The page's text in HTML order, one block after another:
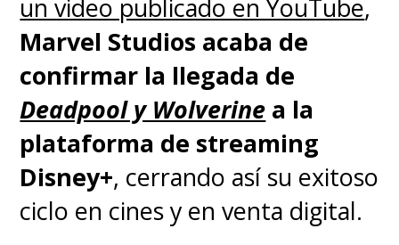
había señalado que no veía un
futuro conflicto entre ambos
estudios, Disney y Sony, como el
que se vivió la última vez cuando
se terminó el acuerdo respecto
a "Spider-Man".
un video publicado en YouTube,
Marvel Studios acaba de
confirmar la llegada de
Deadpool y Wolverine a la
plataforma de streaming
Disney+, cerrando así su exitoso
ciclo en cines y en venta digital.